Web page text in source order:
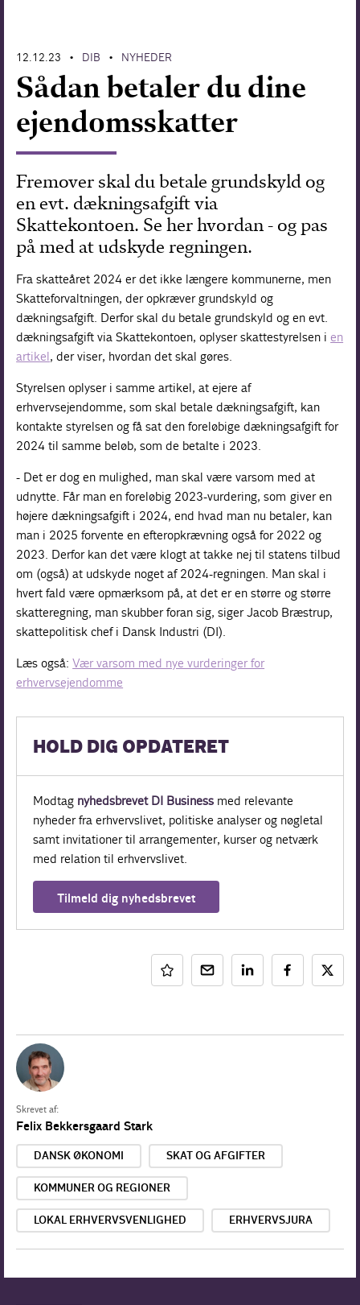
12.12.23 • DIB • NYHEDER
Sådan betaler du dine
ejendomsskatter
Fremover skal du betale grundskyld og
en evt. dækningsafgift via
Skattekontoen. Se her hvordan - og pas
på med at udskyde regningen.
Fra skatteåret 2024 er det ikke længere kommunerne, men
Skatteforvaltningen, der opkræver grundskyld og
dækningsafgift. Derfor skal du betale grundskyld og en evt.
dækningsafgift via Skattekontoen, oplyser skattestyrelsen ien
artikel, der viser, hvordan det skal gøres.
Styrelsen oplyser i samme artikel, at ejere af
erhvervsejendomme, som skal betale dækningsafgift, kan
kontakte styrelsen og få sat den foreløbige dækningsafgift for
2024 til samme beløb, som de betalte i 2023.
- Det er dog en mulighed, man skal være varsom med at
udnytte. Får man en foreløbig 2023-vurdering, som giver en
højere dækningsafgift i 2024, end hvad man nu betaler, kan
man i 2025 forvente en efteropkrævning også for 2022 og
2023. Derfor kan det være klogt at takke nej til statens tilbud
om (også) at udskyde noget af 2024-regningen. Man skal i
hvert fald være opmærksom på, at det er en større og større
skatteregning, man skubber foran sig, siger Jacob Bræstrup,
skattepolitisk chef i Dansk Industri (DI).
Læs også:Vær varsom med nye vurderinger for
erhvervsejendomme
HOLD DIG OPDATERET
Modtag nyhedsbrevet DI Business med relevante
nyheder fra erhvervslivet, politiske analyser og nøgletal
samt invitationer til arrangementer, kurser og netværk
med relation til erhvervslivet.
Tilmeld dig nyhedsbrevet
Skrevet af:
Felix Bekkersgaard Stark
DANSK ØKONOMI SKAT OG AFGIFTER
KOMMUNER OG REGIONER
LOKAL ERHVERVSVENLIGHED ERHVERVSJURA